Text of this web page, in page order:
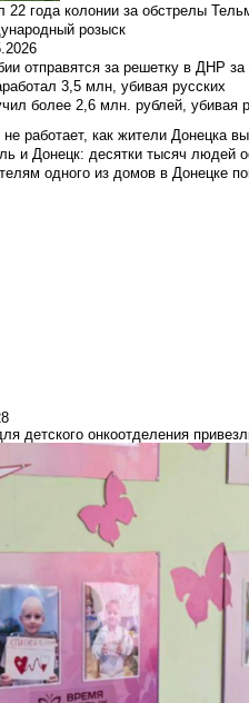
22 года колонии за обстрелы
розыск
отправятся за решетку в ДНР за
3,5 млн, убивая русских
более 2,6 млн. рублей, убивая
работает, как жители Донецка
и Донецк: десятки тысяч людей
одного из домов в Донецке
детского онкоотделения